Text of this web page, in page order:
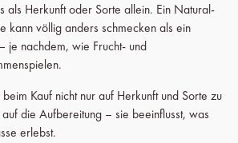
als Herkunft oder Sorte allein. Ein Natural-
kann völlig anders schmecken als ein
je nachdem, wie Frucht- und
Kauf nicht nur auf Herkunft und Sorte zu
die Aufbereitung – sie beeinflusst, was
erlebst.